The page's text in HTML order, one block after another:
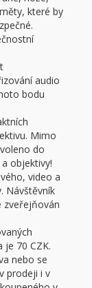
které by
audio
bodu
Mimo
do
objektivy!
video a
Návštěvník
zveřejňován
je 70 CZK.
nebo se
prodeji i v